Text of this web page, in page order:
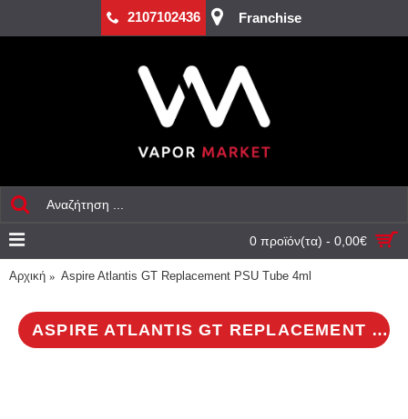
2107102436 Franchise
0 προϊόν(τα) - 0,00€
Αρχική Aspire Atlantis GT Replacement PSU Tube 4ml
ASPIRE ATLANTIS GT REPLACEMENT PSU TUBE 4ML